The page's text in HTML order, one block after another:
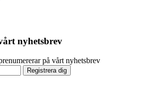
nyhetsbrev
på vårt nyhetsbrev
Registrera dig